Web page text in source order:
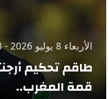
الأربعاء 8 يوليو 2026 - 10:03
طاقم تحكيم
قمة المغرب..